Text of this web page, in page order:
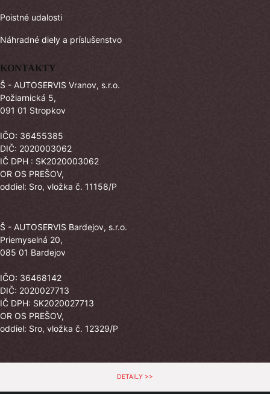
Poistné udalosti
Náhradné diely a príslušenstvo
KONTAKTY
Š - AUTOSERVIS Vranov, s.r.o.
Požiarnická 5,
091 01 Stropkov
IČO: 36455385
DIČ: 2020003062
IČ DPH : SK2020003062
OR OS PREŠOV,
oddiel: Sro, vložka č. 11158/P
Š - AUTOSERVIS Bardejov, s.r.o.
Priemyselná 20,
085 01 Bardejov
IČO: 36468142
DIČ: 2020027713
IČ DPH: SK2020027713
OR OS PREŠOV,
oddiel: Sro, vložka č. 12329/P
DETAILY >>